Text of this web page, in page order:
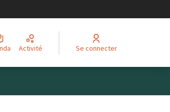
Activité Se connecter